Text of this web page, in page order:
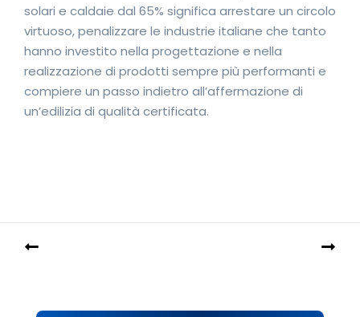
solari e caldaie dal 65% significa arrestare un circolo
virtuoso, penalizzare le industrie italiane che tanto
hanno investito nella progettazione e nella
realizzazione di prodotti sempre più performanti e
compiere un passo indietro all’affermazione di
un’edilizia di qualità certificata.